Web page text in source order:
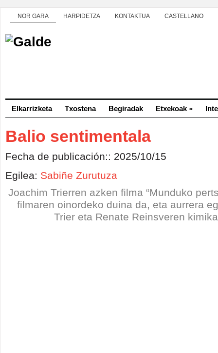
NOR GARA HARPIDETZA KONTAKTUA CASTELLANO
Elkarrizketa Txostena Begiradak Etxekoak »
Balio sentimentala
Fecha de publicación:: 2025/10/15
Egilea: Sabiñe Zurutuza
Joachim Trierren azken filma “Munduko
filmaren oinordeko duina da, eta aurrera
Trier eta Renate Reinsveren